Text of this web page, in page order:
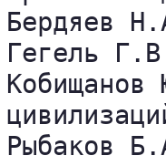
Бердяев
Гегель
Рыбаков